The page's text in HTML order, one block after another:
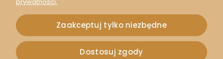
Zaakceptuj tylko niezbędne
Dostosuj zgody